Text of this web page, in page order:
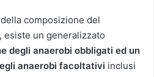
composizione del
esiste un generalizzato
degli anaerobi obbligati ed un
anaerobi facoltativi inclusi